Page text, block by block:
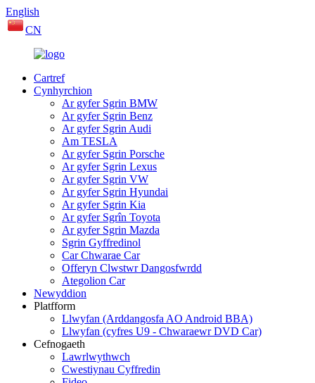
English
CN
Cartref
Cynhyrchion
Ar gyfer Sgrin BMW
Ar gyfer Sgrin Benz
Ar gyfer Sgrin Audi
Am TESLA
Ar gyfer Sgrin Porsche
Ar gyfer Sgrin Lexus
Ar gyfer Sgrin VW
Ar gyfer Sgrin Hyundai
Ar gyfer Sgrin Kia
Ar gyfer Sgrîn Toyota
Ar gyfer Sgrin Mazda
Sgrin Gyffredinol
Car Chwarae Car
Offeryn Clwstwr Dangosfwrdd
Ategolion Car
Newyddion
Platfform
Llwyfan (Arddangosfa AO Android BBA)
Llwyfan (cyfres U9 - Chwaraewr DVD Car)
Cefnogaeth
Lawrlwythwch
Cwestiynau Cyffredin